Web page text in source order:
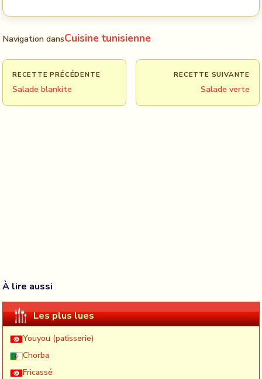
Navigation dansCuisine tunisienne
RECETTE PRÉCÉDENTE
Salade blankite
RECETTE SUIVANTE
Salade verte
À lire aussi
Les plus lues
Youyou (patisserie)
Chorba
Fricassé